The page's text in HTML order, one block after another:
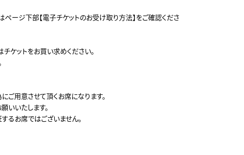
ージ下部【電子チケットのお受け取り方法】をご確認くださ
ットをお買い求めください。
ご⽤意させて頂くお席になります。
いいたします。
るお席ではございません。